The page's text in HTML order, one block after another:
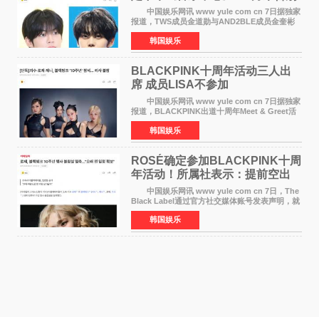
MC席位
中国娱乐网讯 www yule com cn 7日据独家
报道，TWS成员金道勋与AND2BLE成员金奎彬
将于8月离开《音乐中心》MC的位置。 金道
勋与金奎彬于去年3月与H2H A-NA一起被选为
《音乐中心》MC，约1
韩国娱乐
BLACKPINK十周年活动三人出
席 成员LISA不参加
中国娱乐网讯 www yule com cn 7日据独家
报道，BLACKPINK出道十周年Meet & Greet活
动将由智秀、ROS&Eacute;、JENNIE出席，
LISA将缺席。 此前BLACKPINK所属社YG并
未为组合出道十周年做
韩国娱乐
ROSÉ确定参加BLACKPINK十周
年活动！所属社表示：提前空出
了时间
中国娱乐网讯 www yule com cn 7日，The
Black Label通过官方社交媒体账号发表声明，就
近期网络上关于ROS&Eacute;个人行程及是否参
加BLACKPINK出道纪念活动的种种猜测作出正
式回应。 Th
韩国娱乐